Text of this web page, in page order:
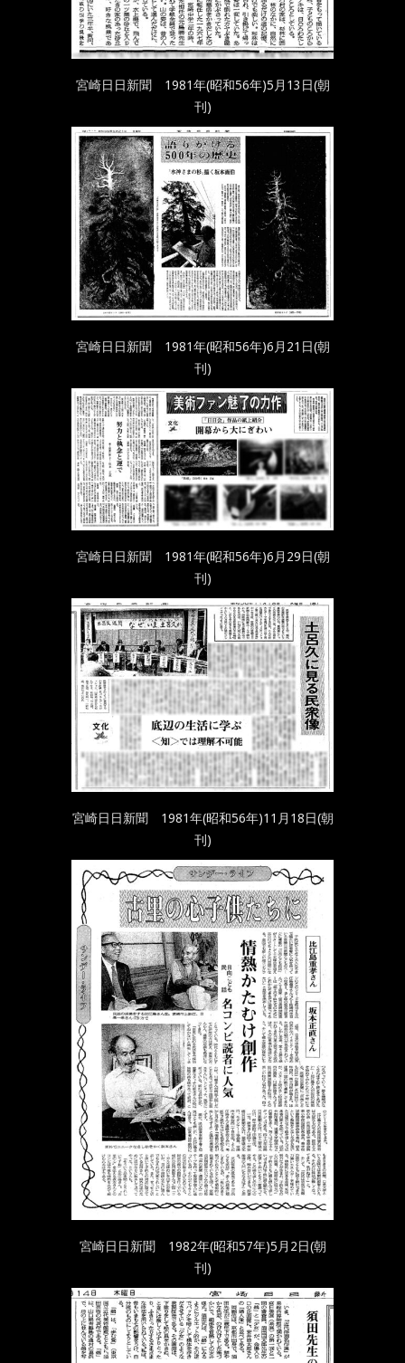
宮崎日日新聞 1981年(昭和56年)5月13日(朝
刊)
宮崎日日新聞 1981年(昭和56年)6月21日(朝
刊)
宮崎日日新聞 1981年(昭和56年)6月29日(朝
刊)
宮崎日日新聞 1981年(昭和56年)11月18日(朝
刊)
宮崎日日新聞 1982年(昭和57年)5月2日(朝
刊)